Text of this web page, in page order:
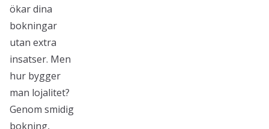
ökar dina
bokningar
utan extra
insatser. Men
hur bygger
man lojalitet?
Genom smidig
bokning,